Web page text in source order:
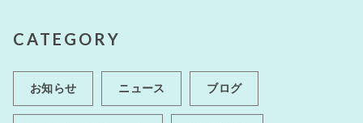
CATEGORY
お知らせ ニュース ブログ